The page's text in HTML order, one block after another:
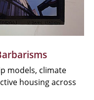
models, climate
housing across